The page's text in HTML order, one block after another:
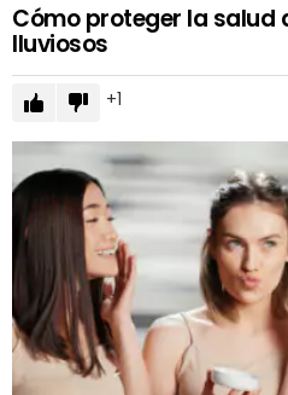
Cómo proteger la salud
lluviosos
1